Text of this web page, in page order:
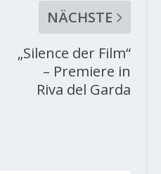
NÄCHSTE
„Silence der Film“
– Premiere in
Riva del Garda